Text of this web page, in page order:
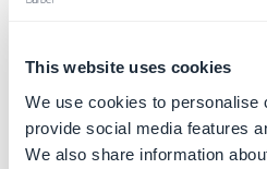
This website uses cookies
We use cookies to personalise
provide social media features
We also share information
Más información→